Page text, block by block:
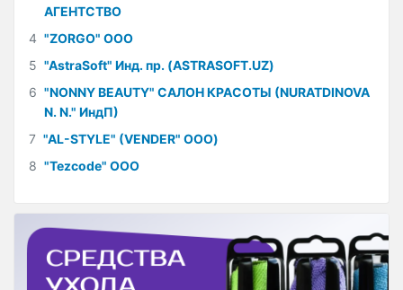
АГЕНТСТВО
4 "ZORGO" ООО
5 "AstraSoft" Инд. пр. (ASTRASOFT.UZ)
6 "NONNY BEAUTY" САЛОН КРАСОТЫ (NURATDINOVA
N. N." ИндП)
7 "AL-STYLE" (VENDER" ООО)
8 "Tezcode" ООО